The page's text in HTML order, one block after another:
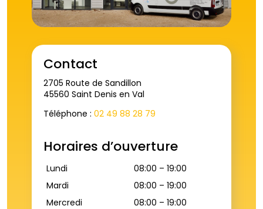
Contact
2705 Route de Sandillon
45560 Saint Denis en Val
Téléphone :02 49 88 28 79
Horaires d’ouverture
Lundi
08:00 – 19:00
Mardi
08:00 – 19:00
Mercredi
08:00 – 19:00